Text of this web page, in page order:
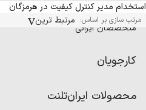
استخدام مدیر کنترل کیفیت در هرمزگان
مرتب سازی بر اساس: مرتبط ترین
آگهی‌های استخدام و همکاری برای
متخصصان ایرانی
کارجویان
رزومه ساز
محصولات ایران‌تلنت